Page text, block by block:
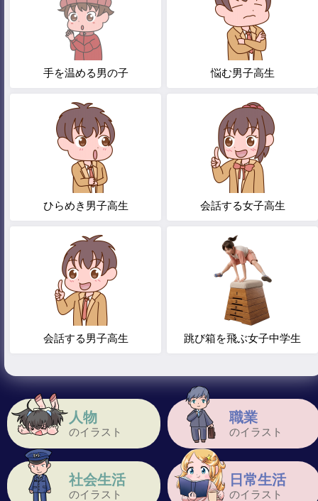
人物
のイラスト
職業
のイラスト
社会生活
のイラスト
日常生活
のイラスト
手を温める男の子 悩む男子高生
ひらめき男子高生 会話する女子高生
会話する男子高生 跳び箱を飛ぶ女子中学生